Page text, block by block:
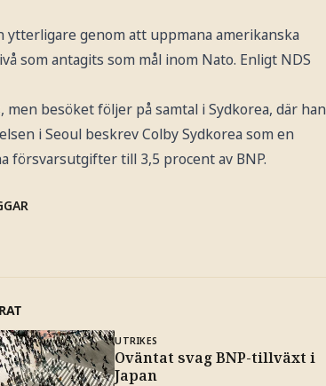
genom att uppmana amerikanska
som antagits som mål inom Nato. Enligt NDS
besöket följer på samtal i Sydkorea, där han
i Seoul beskrev Colby Sydkorea som en
försvarsutgifter till 3,5 procent av BNP.
UTRIKES
Oväntat svag BNP-tillväxt i
Japan